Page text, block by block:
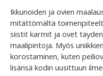
Ikkunoiden ja ovien
mitättömältä
siistit karmit ja ovet
maalipintoja. Myös
korostaminen, kuten
lisänsä kodin uusittuun